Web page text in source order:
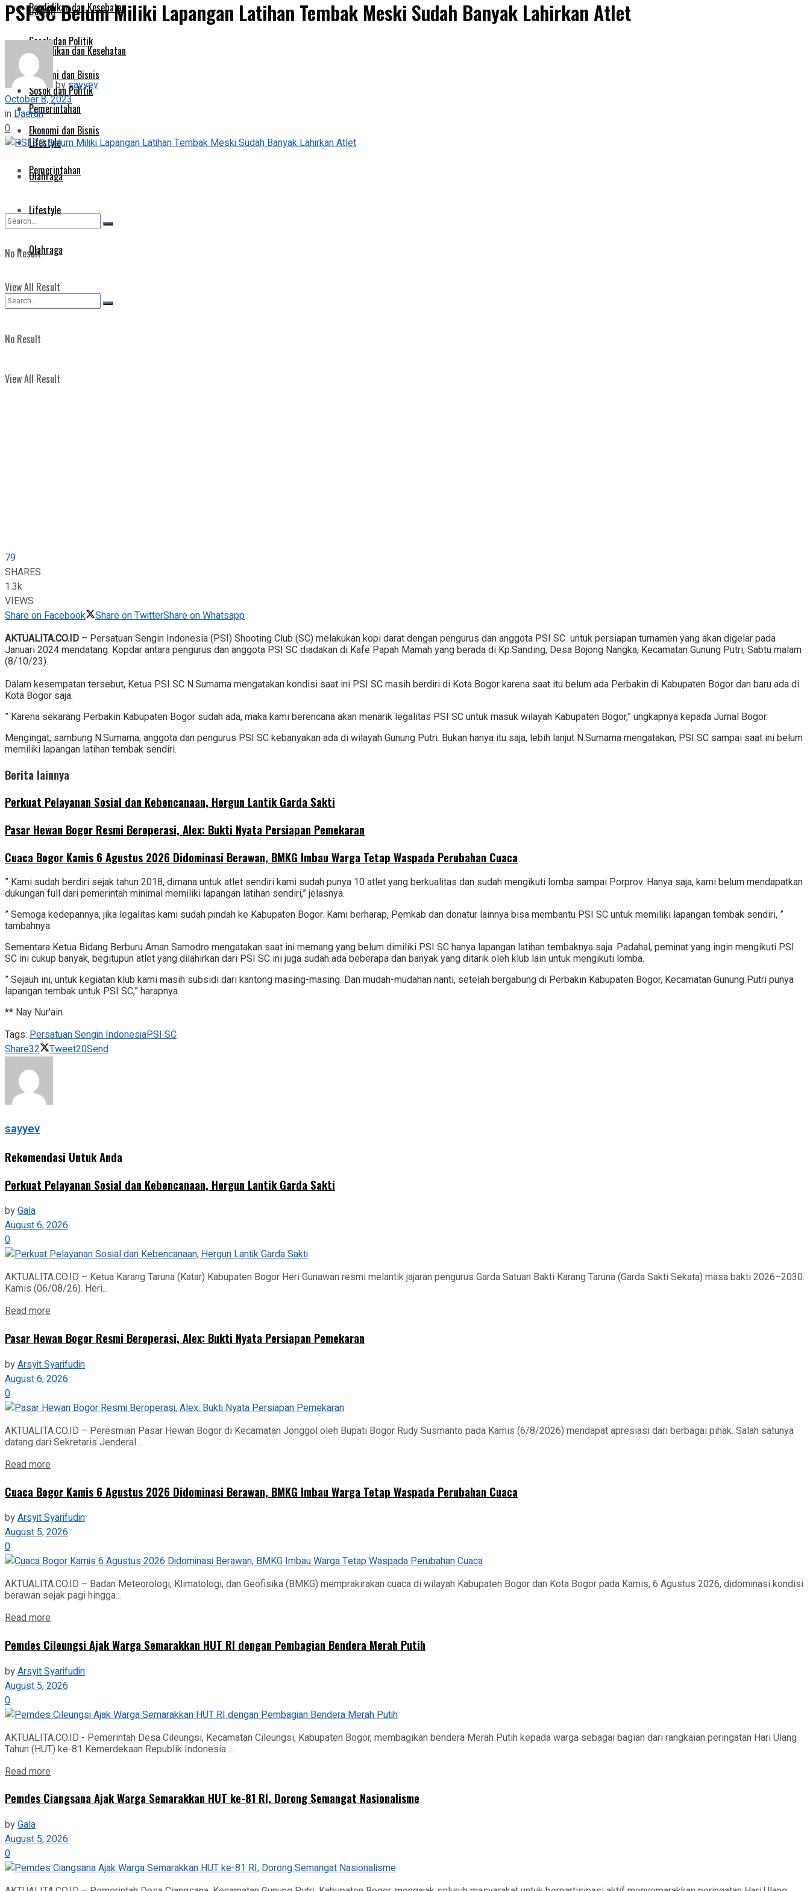
Pendidikan dan Kesehatan
Sosok dan Politik
Ekonomi dan Bisnis
Pemerintahan
Lifestyle
Olahraga
No Result
View All Result
Daerah
Pendidikan dan Kesehatan
Sosok dan Politik
Ekonomi dan Bisnis
Pemerintahan
Lifestyle
Olahraga
No Result
View All Result
PSI SC Belum Miliki Lapangan Latihan Tembak Meski Sudah Banyak Lahirkan Atlet
bysayyev
October 8, 2023
inDaerah
0
79
SHARES
1.3k
VIEWS
Share on Facebook
Share on TwitterShare on Whatsapp
AKTUALITA.CO.ID – Persatuan Sengin Indonesia (PSI) Shooting Club (SC) melakukan kopi darat dengan pengurus dan anggota PSI SC untuk persiapan turnamen yang akan digelar pada
Januari 2024 mendatang. Kopdar antara pengurus dan anggota PSI SC diadakan di Kafe Papah Mamah yang berada di Kp.Sanding, Desa Bojong Nangka, Kecamatan Gunung Putri, Sabtu malam
(8/10/23).
Dalam kesempatan tersebut, Ketua PSI SC N.Sumarna mengatakan kondisi saat ini PSI SC masih berdiri di Kota Bogor karena saat itu belum ada Perbakin di Kabupaten Bogor dan baru ada di
Kota Bogor saja.
” Karena sekarang Perbakin Kabupaten Bogor sudah ada, maka kami berencana akan menarik legalitas PSI SC untuk masuk wilayah Kabupaten Bogor,” ungkapnya kepada Jurnal Bogor.
Mengingat, sambung N.Sumarna, anggota dan pengurus PSI SC kebanyakan ada di wilayah Gunung Putri. Bukan hanya itu saja, lebih lanjut N.Sumarna mengatakan, PSI SC sampai saat ini belum
memiliki lapangan latihan tembak sendiri.
Berita lainnya
Perkuat Pelayanan Sosial dan Kebencanaan, Hergun Lantik Garda Sakti
Pasar Hewan Bogor Resmi Beroperasi, Alex: Bukti Nyata Persiapan Pemekaran
Cuaca Bogor Kamis 6 Agustus 2026 Didominasi Berawan, BMKG Imbau Warga Tetap Waspada Perubahan Cuaca
” Kami sudah berdiri sejak tahun 2018, dimana untuk atlet sendiri kami sudah punya 10 atlet yang berkualitas dan sudah mengikuti lomba sampai Porprov. Hanya saja, kami belum mendapatkan
dukungan full dari pemerintah minimal memiliki lapangan latihan sendiri,” jelasnya.
” Semoga kedepannya, jika legalitas kami sudah pindah ke Kabupaten Bogor. Kami berharap, Pemkab dan donatur lainnya bisa membantu PSI SC untuk memiliki lapangan tembak sendiri, ”
tambahnya.
Sementara Ketua Bidang Berburu Aman Samodro mengatakan saat ini memang yang belum dimiliki PSI SC hanya lapangan latihan tembaknya saja. Padahal, peminat yang ingin mengikuti PSI
SC ini cukup banyak, begitupun atlet yang dilahirkan dari PSI SC ini juga sudah ada beberapa dan banyak yang ditarik oleh klub lain untuk mengikuti lomba.
” Sejauh ini, untuk kegiatan klub kami masih subsidi dari kantong masing-masing. Dan mudah-mudahan nanti, setelah bergabung di Perbakin Kabupaten Bogor, Kecamatan Gunung Putri punya
lapangan tembak untuk PSI SC,” harapnya.
** Nay Nur’ain
Tags: Persatuan Sengin IndonesiaPSI SC
Share32 Tweet20Send
sayyev
Rekomendasi Untuk Anda
Perkuat Pelayanan Sosial dan Kebencanaan, Hergun Lantik Garda Sakti
byGala
August 6, 2026
0
AKTUALITA.CO.ID – Ketua Karang Taruna (Katar) Kabupaten Bogor Heri Gunawan resmi melantik jajaran pengurus Garda Satuan Bakti Karang Taruna (Garda Sakti Sekata) masa bakti 2026–2030.
Kamis (06/08/26). Heri...
Read more
Pasar Hewan Bogor Resmi Beroperasi, Alex: Bukti Nyata Persiapan Pemekaran
byArsyit Syarifudin
August 6, 2026
0
AKTUALITA.CO.ID – Peresmian Pasar Hewan Bogor di Kecamatan Jonggol oleh Bupati Bogor Rudy Susmanto pada Kamis (6/8/2026) mendapat apresiasi dari berbagai pihak. Salah satunya
datang dari Sekretaris Jenderal...
Read more
Cuaca Bogor Kamis 6 Agustus 2026 Didominasi Berawan, BMKG Imbau Warga Tetap Waspada Perubahan Cuaca
byArsyit Syarifudin
August 5, 2026
0
AKTUALITA.CO.ID – Badan Meteorologi, Klimatologi, dan Geofisika (BMKG) memprakirakan cuaca di wilayah Kabupaten Bogor dan Kota Bogor pada Kamis, 6 Agustus 2026, didominasi kondisi
berawan sejak pagi hingga...
Read more
Pemdes Cileungsi Ajak Warga Semarakkan HUT RI dengan Pembagian Bendera Merah Putih
byArsyit Syarifudin
August 5, 2026
0
AKTUALITA.CO.ID - Pemerintah Desa Cileungsi, Kecamatan Cileungsi, Kabupaten Bogor, membagikan bendera Merah Putih kepada warga sebagai bagian dari rangkaian peringatan Hari Ulang
Tahun (HUT) ke-81 Kemerdekaan Republik Indonesia....
Read more
Pemdes Ciangsana Ajak Warga Semarakkan HUT ke-81 RI, Dorong Semangat Nasionalisme
byGala
August 5, 2026
0